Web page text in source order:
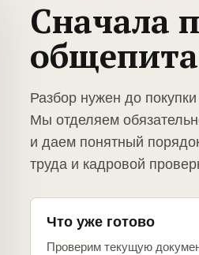
Сначала
общепита
Разбор нужен до
Мы отделяем
и даем понятный
труда и кадровой
Что уже готово
Проверим текущую